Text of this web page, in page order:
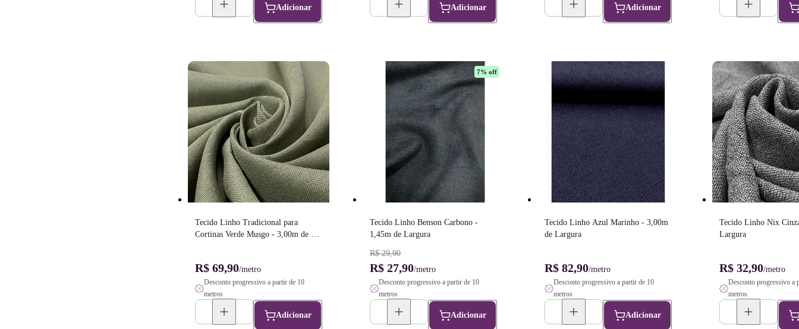
Adicionar Adicionar Adicionar
Tecido Linho Tradicional para
Cortinas Verde Musgo - 3,00m de
R$ 69,90/metro
Desconto progressivo a partir de 10
metros
Adicionar
7% off
Tecido Linho Benson Carbono -
1,45m de Largura
R$ 29,90
R$ 27,90/metro
Desconto progressivo a partir de 10
metros
Adicionar
Tecido Linho Azul Marinho - 3,00m
de Largura
R$ 82,90/metro
Desconto progressivo a partir de 10
metros
Adicionar
Tecido Linho Nix
Largura
R$ 32,90/metro
Desconto progressivo a
metros